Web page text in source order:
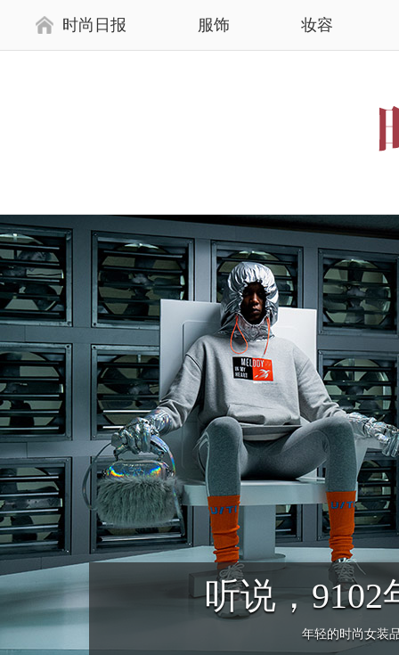
时尚日报 服饰 妆容